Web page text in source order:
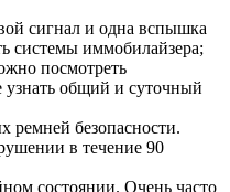
сигнал и одна вспышка
системы иммобилайзера;
посмотреть
общий и суточный
ремней безопасности.
в течение 90
состоянии. Очень часто